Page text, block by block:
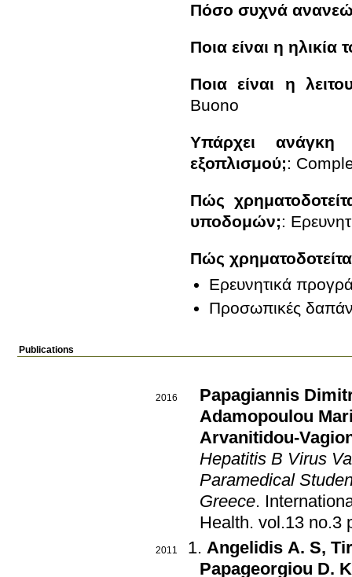
Πόσο συχνά
Ποια είναι η
Ποια είναι η
Buono
Υπάρχει ανάγκη
εξοπλισμού;:
Πώς
υποδομών;:
Πώς
Ερευνητικά
Προσωπικές
Publications
2016
Papagiannis
Adamopoulou
Arvanitidou-
Hepatitis B Virus
Paramedical
Greece.
Health.
2011 Angelidis A. S,
Papageorgiou D. K